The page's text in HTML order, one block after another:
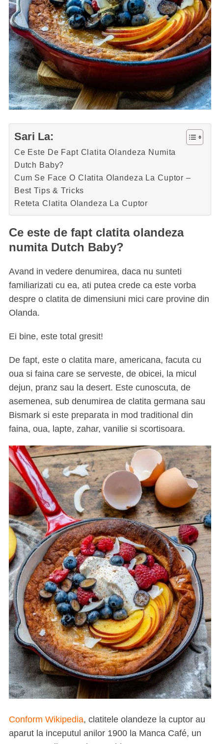
Sari La:
Ce Este De Fapt Clatita Olandeza Numita
Dutch Baby?
Cum Se Face O Clatita Olandeza La Cuptor –
Best Tips & Tricks
Reteta Clatita Olandeza La Cuptor
Ce este de fapt clatita olandeza
numita Dutch Baby?
Avand in vedere denumirea, daca nu sunteti
familiarizati cu ea, ati putea crede ca este vorba
despre o clatita de dimensiuni mici care provine din
Olanda.
Ei bine, este total gresit!
De fapt, este o clatita mare, americana, facuta cu
oua si faina care se serveste, de obicei, la micul
dejun, pranz sau la desert. Este cunoscuta, de
asemenea, sub denumirea de clatita germana sau
Bismark si este preparata in mod traditional din
faina, oua, lapte, zahar, vanilie si scortisoara.
Conform Wikipedia, clatitele olandeze la cuptor au
aparut la inceputul anilor 1900 la Manca Café, un